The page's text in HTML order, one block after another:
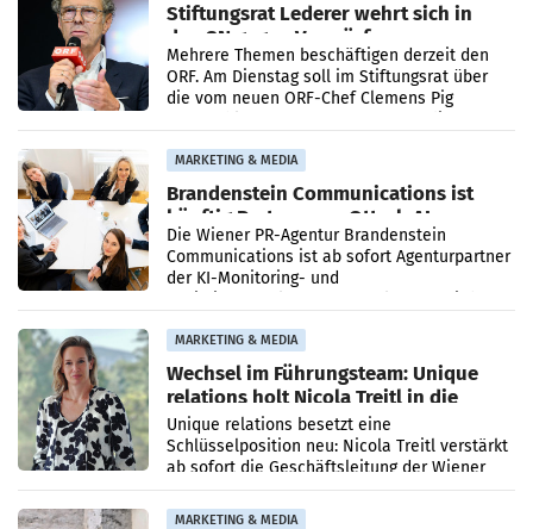
Stiftungsrat Lederer wehrt sich in
den SN gegen Vorwürfe
Mehrere Themen beschäftigen derzeit den
ORF. Am Dienstag soll im Stiftungsrat über
die vom neuen ORF-Chef Clemens Pig
MARKETING & MEDIA
Brandenstein Communications ist
künftig Partner von OtterlyAI
Die Wiener PR-Agentur Brandenstein
Communications ist ab sofort Agenturpartner
der KI-Monitoring- und
MARKETING & MEDIA
Wechsel im Führungsteam: Unique
relations holt Nicola Treitl in die
Geschäftsleitung
Unique relations besetzt eine
Schlüsselposition neu: Nicola Treitl verstärkt
ab sofort die Geschäftsleitung der Wiener
PR-Agentur an der Seite von Josef Kalina und
Anna Kalina-Mahr.
MARKETING & MEDIA